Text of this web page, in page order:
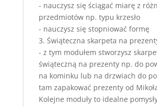
- nauczysz się ściągać miarę z
przedmiotów np. typu krzesło
- nauczysz się stopniować formę
3. Świąteczna skarpeta na
- z tym modułem stworzysz
świąteczną na prezenty np. do
na kominku lub na drzwiach do
tam zapakować prezenty od
Kolejne moduły to idealne